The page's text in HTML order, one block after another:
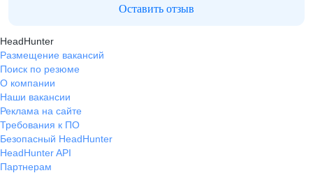
Оставить отзыв
HeadHunter
Размещение вакансий
Поиск по резюме
О компании
Наши вакансии
Реклама на сайте
Требования к ПО
Безопасный HeadHunter
HeadHunter API
Партнерам